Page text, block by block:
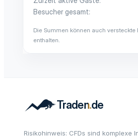
Besucher gesamt
Die Summen können auch versteckte
enthalten.
Risikohinweis: CFDs sind komplexe